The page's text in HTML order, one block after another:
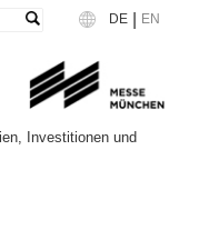
DE EN
Investitionen und